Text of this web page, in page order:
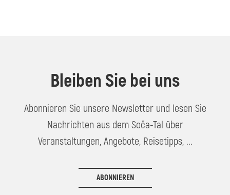
Bleiben Sie bei uns
Abonnieren Sie unsere Newsletter und lesen Sie
Nachrichten aus dem Soča-Tal über
Veranstaltungen, Angebote, Reisetipps, ...
ABONNIEREN